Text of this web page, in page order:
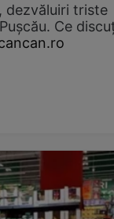
dezvăluiri triste
Ce